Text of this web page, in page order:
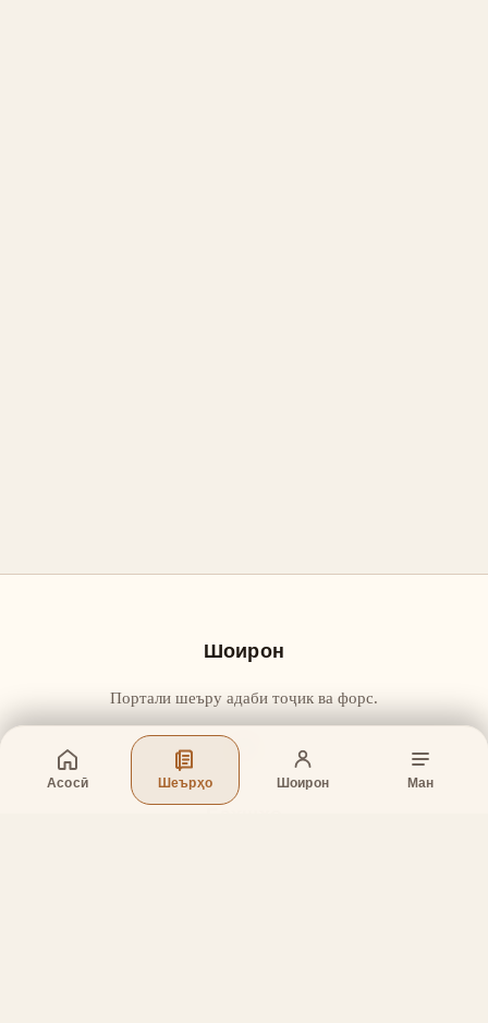
Асосӣ Шеърҳо Шоирон Ман
Шоирон
Портали шеъру адаби тоҷик ва форс.